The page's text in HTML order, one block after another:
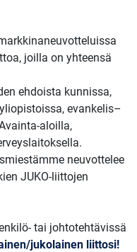
joilla on yhteensä
ehdoista kunnissa,
evankelis–
aloilla,
neuvottelee
JUKO-liittojen
tai johtotehtävissä
jukolainen liittosi!